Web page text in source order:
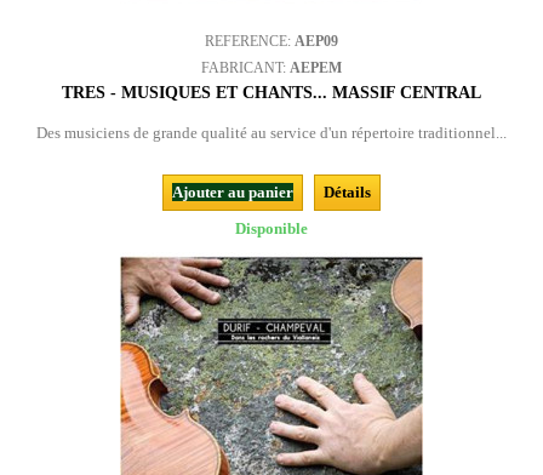
REFERENCE: AEP09
FABRICANT: AEPEM
TRES - MUSIQUES ET CHANTS... MASSIF CENTRAL
Des musiciens de grande qualité au service d'un répertoire traditionnel...
Ajouter au panier
Détails
Disponible